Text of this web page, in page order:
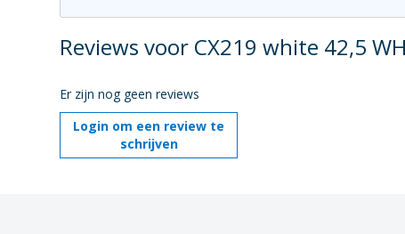
Reviews voor CX219 white 42,5
Er zijn nog geen reviews
Login om een review te
schrijven